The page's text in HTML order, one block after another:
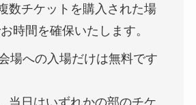
数チケットを購入された場
時間を確保いたします。
場への入場だけは無料です
当日はいずれかの部のチケ